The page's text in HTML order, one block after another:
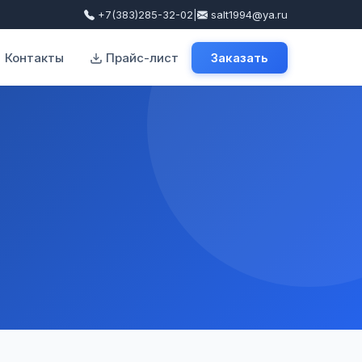
+7(383)285-32-02 salt1994@ya.ru
Контакты Прайс-лист Заказать